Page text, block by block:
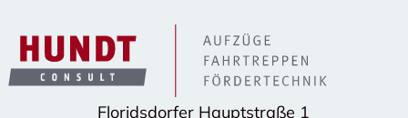
Floridsdorfer Hauptstraße 1